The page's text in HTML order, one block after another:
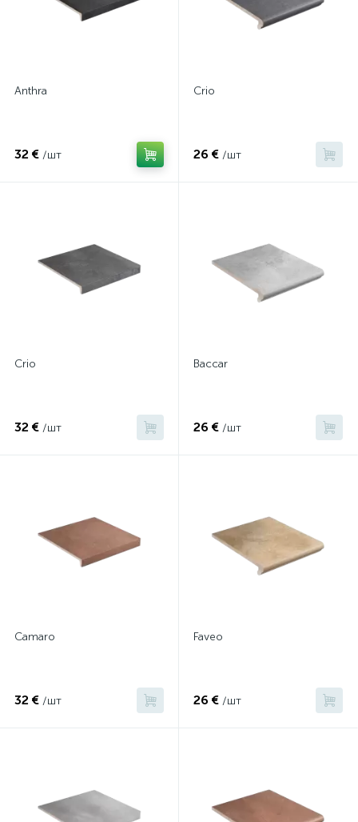
Anthra
32 € /шт
Сrio
26 € /шт
Crio
32 € /шт
Baccar
26 € /шт
Сamaro
32 € /шт
Faveo
26 € /шт